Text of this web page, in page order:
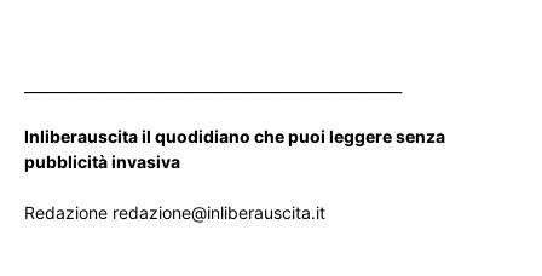
Inliberauscita il quodidiano che puoi leggere senza
pubblicità invasiva
Redazione redazione@inliberauscita.it